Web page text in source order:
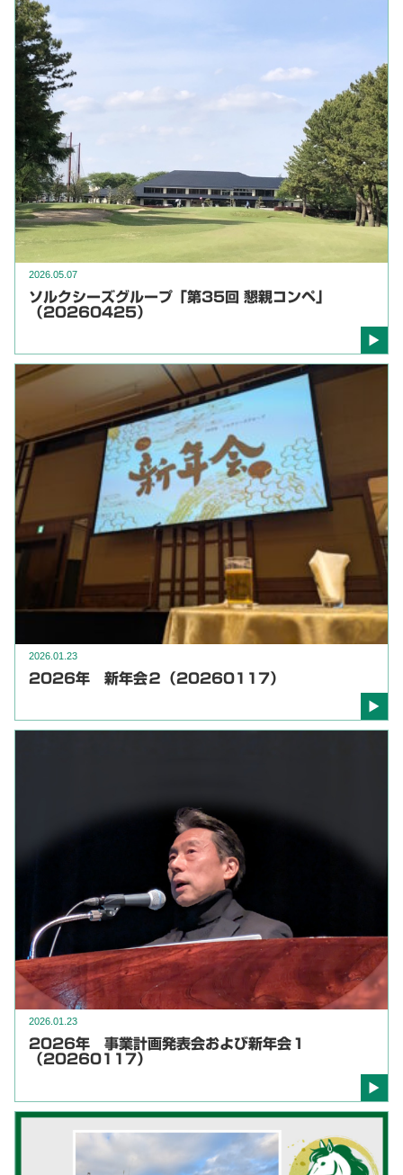
2026.05.07
ソルクシーズグループ「第35回 懇親コンペ」
（20260425）
2026.01.23
2026年 新年会２（20260117）
2026.01.23
2026年 事業計画発表会および新年会１
（20260117）